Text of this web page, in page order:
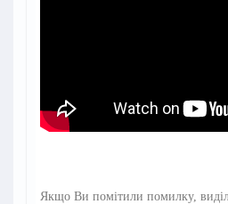
Якщо Ви помітили помилку,